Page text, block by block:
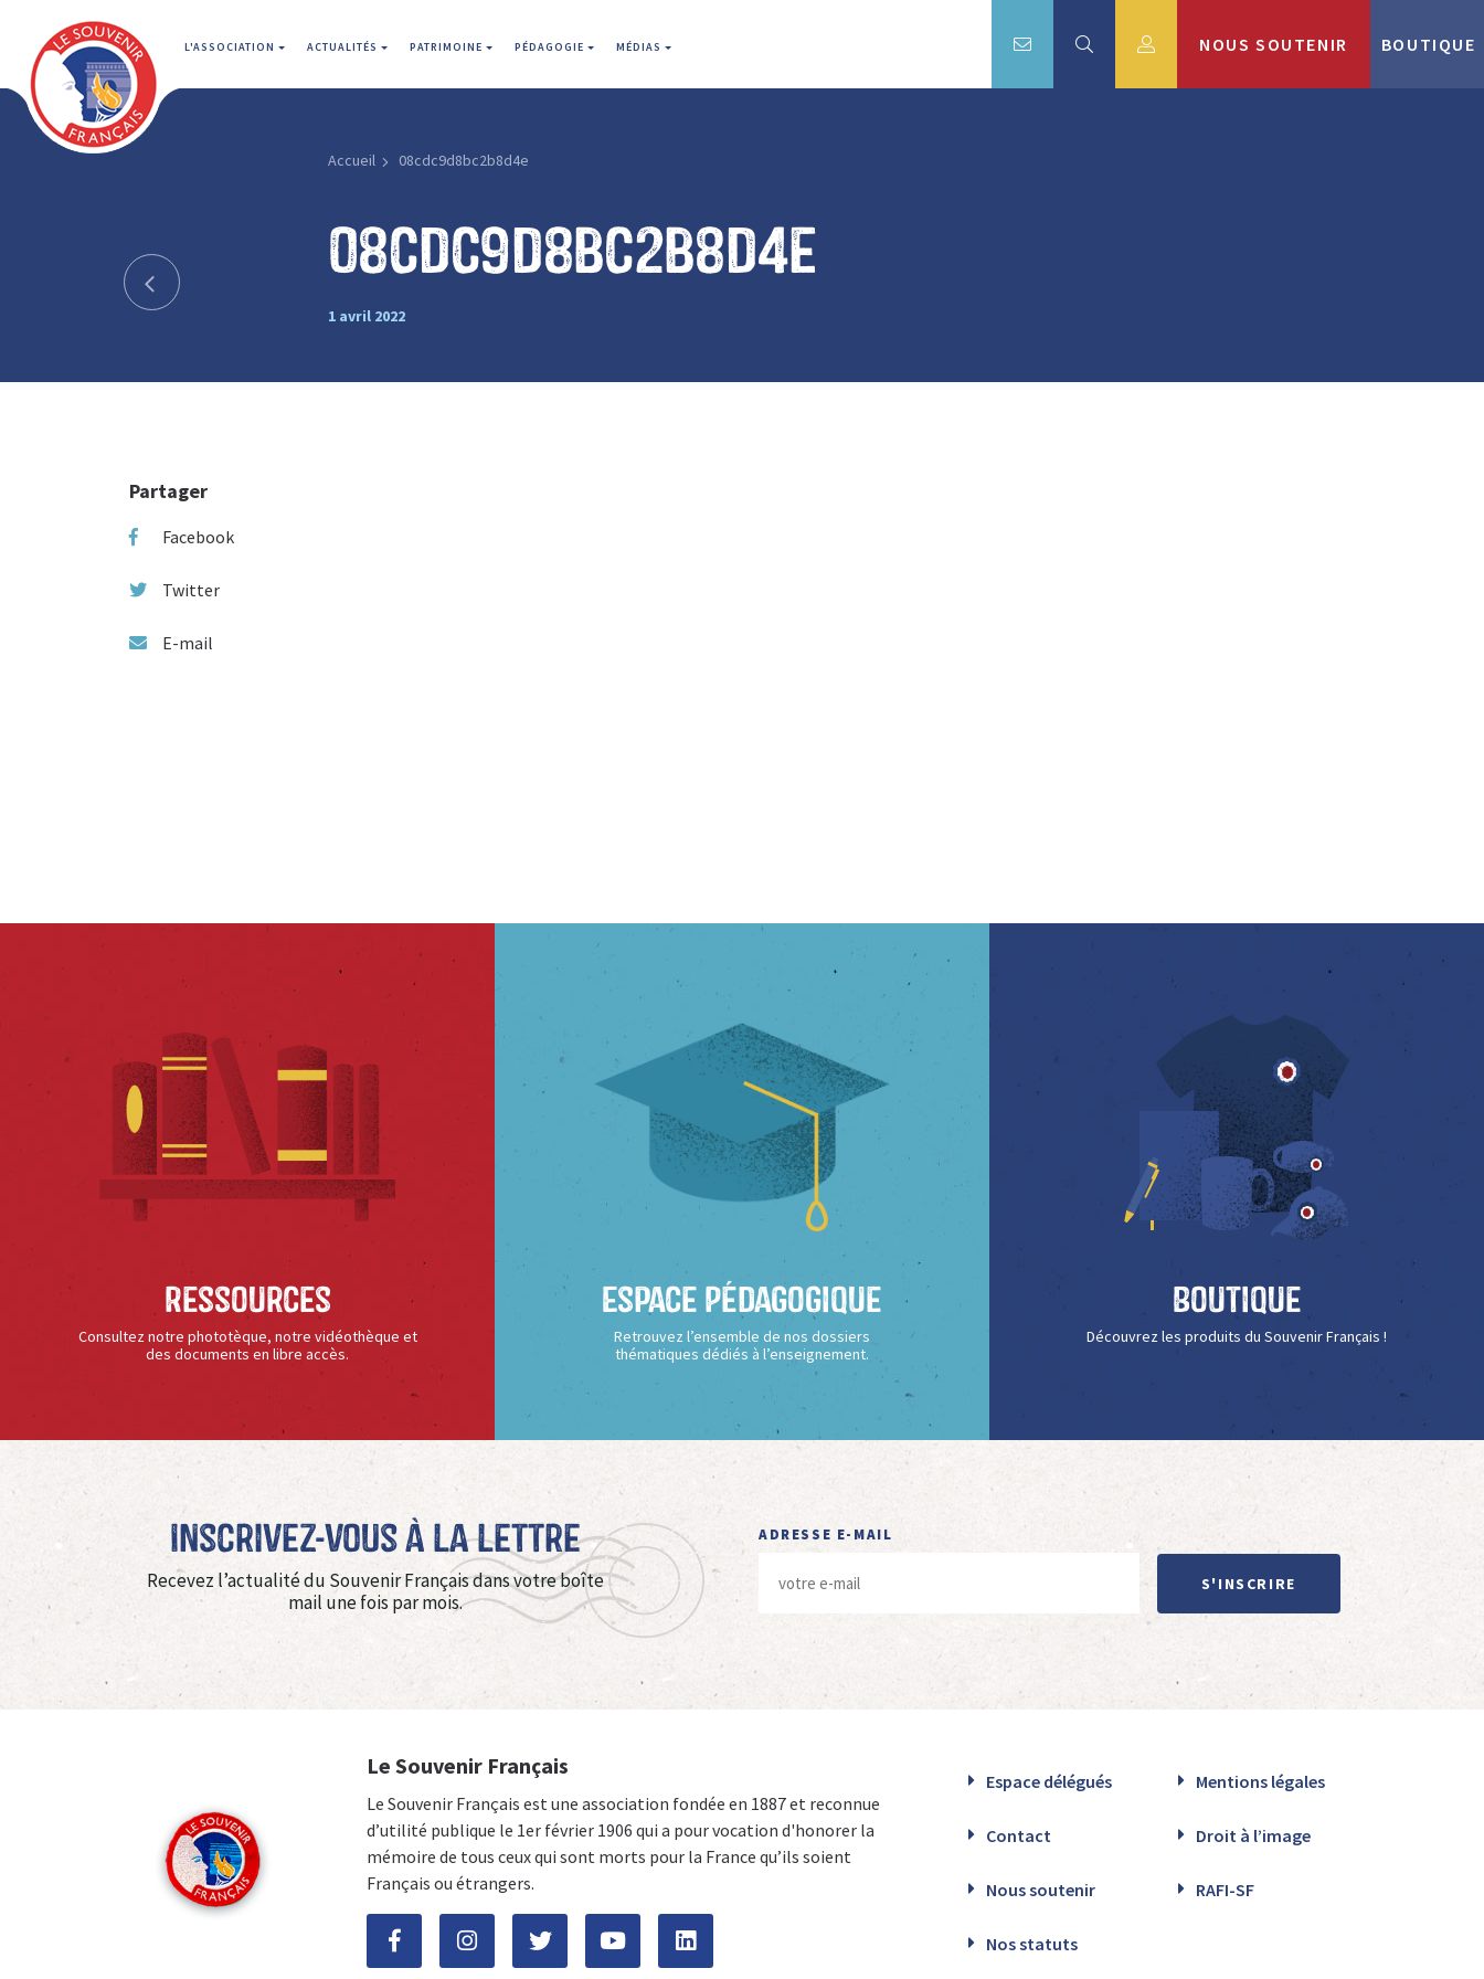
L'ASSOCIATION ACTUALITÉS PATRIMOINE PÉDAGOGIE MÉDIAS NOUS SOUTENIR BOUTIQUE
Accueil 08cdc9d8bc2b8d4e
08cdc9d8bc2b8d4e
1 avril 2022
Partager
Facebook
Twitter
E-mail
Ressources
Consultez notre phototèque, notre vidéothèque et
des documents en libre accès.
Espace Pédagogique
Retrouvez l’ensemble de nos dossiers
thématiques dédiés à l’enseignement.
Boutique
Découvrez les produits du Souvenir Français !
Inscrivez-vous à La Lettre
Recevez l’actualité du Souvenir Français dans votre boîte
mail une fois par mois.
ADRESSE E-MAIL
S'INSCRIRE
Le Souvenir Français
Le Souvenir Français est une association fondée en 1887 et reconnue
d’utilité publique le 1er février 1906 qui a pour vocation d'honorer la
mémoire de tous ceux qui sont morts pour la France qu’ils soient
Français ou étrangers.
Espace délégués Mentions légales
Contact Droit à l’image
Nous soutenir RAFI-SF
Nos statuts